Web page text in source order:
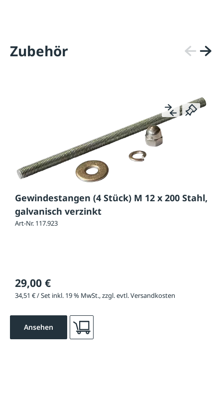
Zubehör
Gewindestangen (4 Stück) M 12 x 200 Stahl,
galvanisch verzinkt
Art-Nr. 117.923
29,00 €
34,51 € / Set inkl. 19 % MwSt., zzgl. evtl. Versandkosten
Ansehen